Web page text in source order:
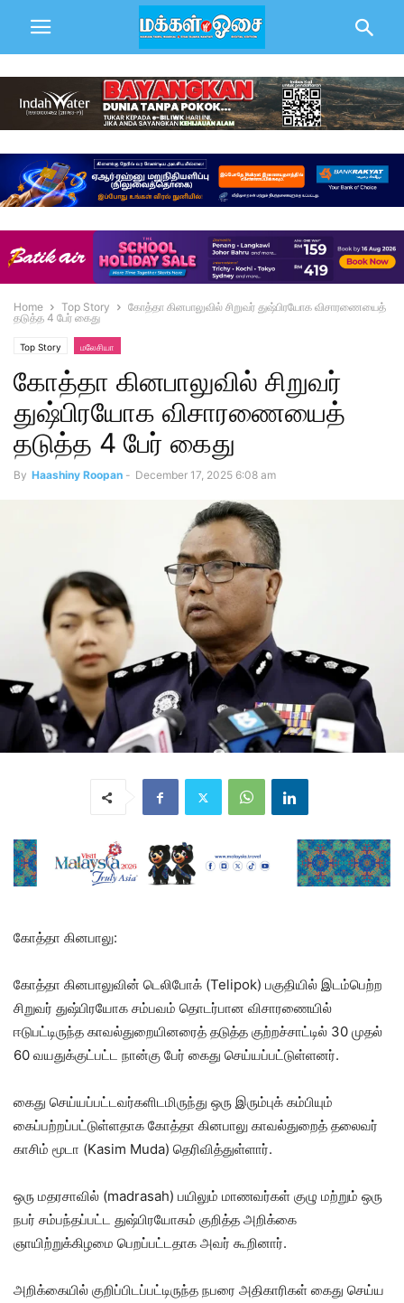
Home Top Story
கோத்தா கினபாலுவில் சிறுவர் துஷ்பிரயோக விசாரணையைத்
தடுத்த 4 பேர் கைது
Top Story மலேசியா
கோத்தா கினபாலுவில் சிறுவர்
துஷ்பிரயோக விசாரணையைத்
தடுத்த 4 பேர் கைது
By Haashiny Roopan - December 17, 2025 6:08 am
கோத்தா கினபாலு:
கோத்தா கினபாலுவின் டெலிபோக் (Telipok) பகுதியில் இடம்பெற்ற
சிறுவர் துஷ்பிரயோக சம்பவம் தொடர்பான விசாரணையில்
ஈடுபட்டிருந்த காவல்துறையினரைத் தடுத்த குற்றச்சாட்டில் 30 முதல்
60 வயதுக்குட்பட்ட நான்கு பேர் கைது செய்யப்பட்டுள்ளனர்.
கைது செய்யப்பட்டவர்களிடமிருந்து ஒரு இரும்புக் கம்பியும்
கைப்பற்றப்பட்டுள்ளதாக கோத்தா கினபாலு காவல்துறைத் தலைவர்
காசிம் மூடா (Kasim Muda) தெரிவித்துள்ளார்.
ஒரு மதரசாவில் (madrasah) பயிலும் மாணவர்கள் குழு மற்றும் ஒரு
நபர் சம்பந்தப்பட்ட துஷ்பிரயோகம் குறித்த அறிக்கை
ஞாயிற்றுக்கிழமை பெறப்பட்டதாக அவர் கூறினார்.
அறிக்கையில் குறிப்பிடப்பட்டிருந்த நபரை அதிகாரிகள் கைது செய்ய